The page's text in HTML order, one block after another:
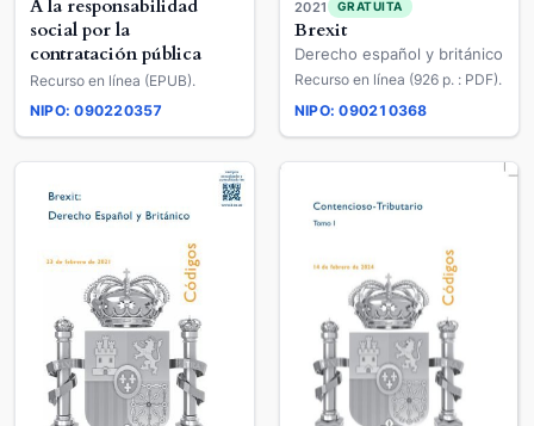
A la responsabilidad
social por la
contratación pública
Recurso en línea (EPUB).
NIPO: 090220357
2021 GRATUITA
Brexit
Derecho español y británico
Recurso en línea (926 p. : PDF).
NIPO: 090210368